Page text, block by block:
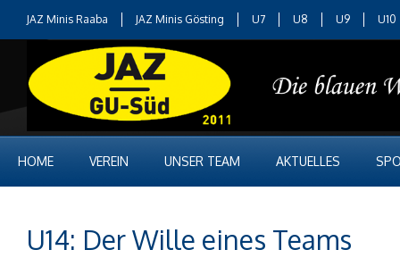
JAZ Minis Raaba JAZ Minis Gösting U7 U8 U9 U10
HOME VEREIN UNSER TEAM AKTUELLES
U14: Der Wille eines Teams